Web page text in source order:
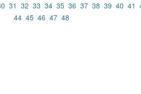
31 32 33 34 35 36 37 38 39 40 41
44 45 46 47 48